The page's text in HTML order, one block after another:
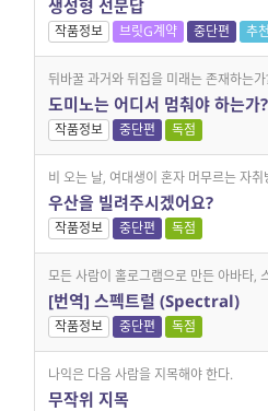
생성형 선문답
작품정보 브릿G계약 중단편 추천
뒤바꿀 과거와 뒤집을 미래는 존재하는가
도미노는 어디서 멈춰야 하는가?
작품정보 중단편 독점
비 오는 날, 여대생이 혼자 머무르는 자취
우산을 빌려주시겠어요?
작품정보 중단편 독점
모든 사람이 홀로그램으로 만든 아바타,
[번역] 스펙트럴 (Spectral)
작품정보 중단편 독점
나익은 다음 사람을 지목해야 한다.
무작위 지목